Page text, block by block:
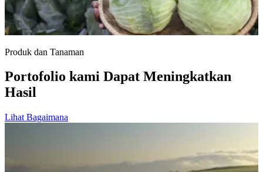
Produk dan Tanaman
Portofolio kami Dapat Meningkatkan
Hasil
Lihat Bagaimana